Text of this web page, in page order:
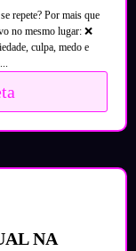
repete? Por mais que
no mesmo lugar: ❌
culpa, medo e
NA